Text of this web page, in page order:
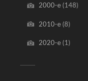
2000-е(148)
2010-е(8)
2020-е(1)